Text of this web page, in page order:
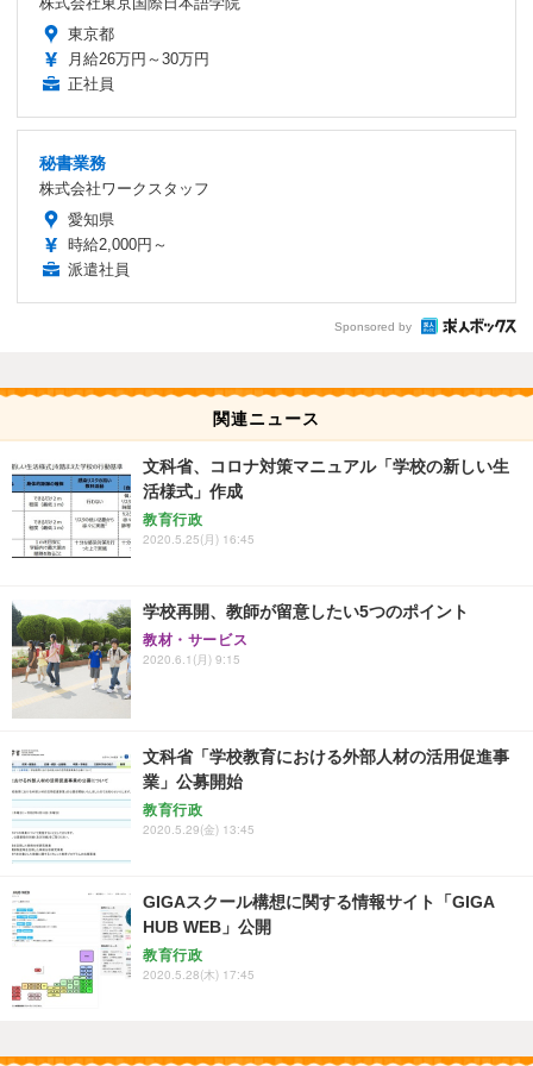
東京都
月給26万円～30万円
正社員
秘書業務
株式会社ワークスタッフ
愛知県
時給2,000円～
派遣社員
Sponsored by
関連ニュース
文科省、コロナ対策マニュアル「学校の新しい生
活様式」作成
教育行政
2020.5.25(月) 16:45
学校再開、教師が留意したい5つのポイント
教材・サービス
2020.6.1(月) 9:15
文科省「学校教育における外部人材の活用促進事
業」公募開始
教育行政
2020.5.29(金) 13:45
GIGAスクール構想に関する情報サイト「GIGA
HUB WEB」公開
教育行政
2020.5.28(木) 17:45